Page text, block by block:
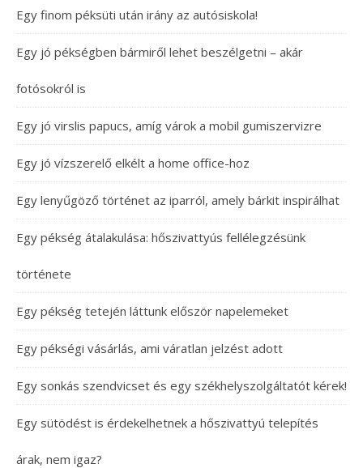
Egy finom péksüti után irány az autósiskola!
Egy jó pékségben bármiről lehet beszélgetni – akár
fotósokról is
Egy jó virslis papucs, amíg várok a mobil gumiszervizre
Egy jó vízszerelő elkélt a home office-hoz
Egy lenyűgöző történet az iparról, amely bárkit inspirálhat
Egy pékség átalakulása: hőszivattyús fellélegzésünk
története
Egy pékség tetején láttunk először napelemeket
Egy pékségi vásárlás, ami váratlan jelzést adott
Egy sonkás szendvicset és egy székhelyszolgáltatót kérek!
Egy sütödést is érdekelhetnek a hőszivattyú telepítés
árak, nem igaz?